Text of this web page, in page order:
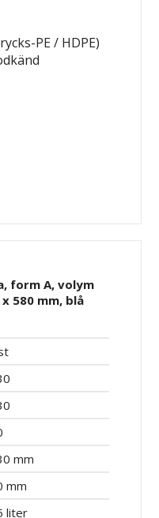
PE / HDPE)
form A, volym
580 mm, blå
mm
mm
liter